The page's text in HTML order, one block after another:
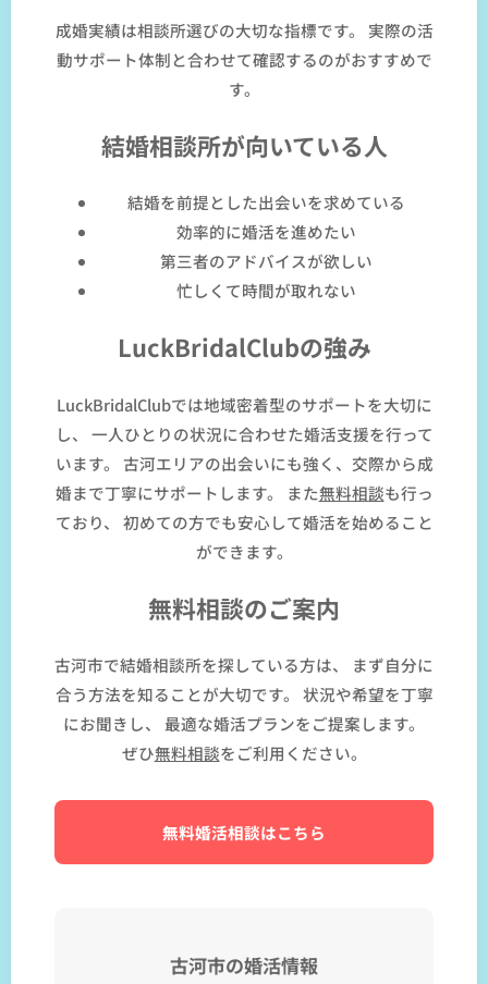
成婚実績は相談所選びの大切な指標です。 実際の活
動サポート体制と合わせて確認するのがおすすめで
す。
結婚相談所が向いている人
結婚を前提とした出会いを求めている
効率的に婚活を進めたい
第三者のアドバイスが欲しい
忙しくて時間が取れない
LuckBridalClubの強み
LuckBridalClubでは地域密着型のサポートを大切に
し、 一人ひとりの状況に合わせた婚活支援を行って
います。 古河エリアの出会いにも強く、交際から成
婚まで丁寧にサポートします。 また無料相談も行っ
ており、 初めての方でも安心して婚活を始めること
ができます。
無料相談のご案内
古河市で結婚相談所を探している方は、 まず自分に
合う方法を知ることが大切です。 状況や希望を丁寧
にお聞きし、 最適な婚活プランをご提案します。
ぜひ無料相談をご利用ください。
無料婚活相談はこちら
古河市の婚活情報